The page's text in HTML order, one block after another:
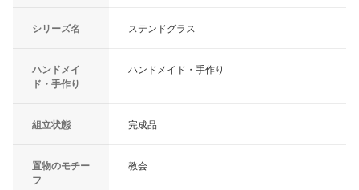
シリーズ名 ステンドグラス
ハンドメイ
ド・手作り
ハンドメイド・手作り
組立状態 完成品
置物のモチー
フ
教会